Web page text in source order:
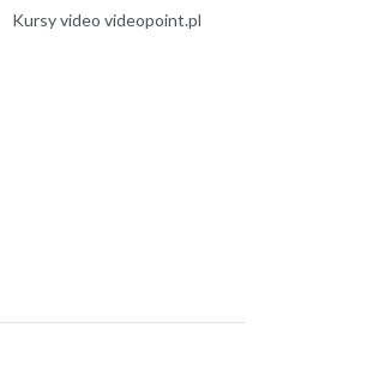
Kursy video videopoint.pl